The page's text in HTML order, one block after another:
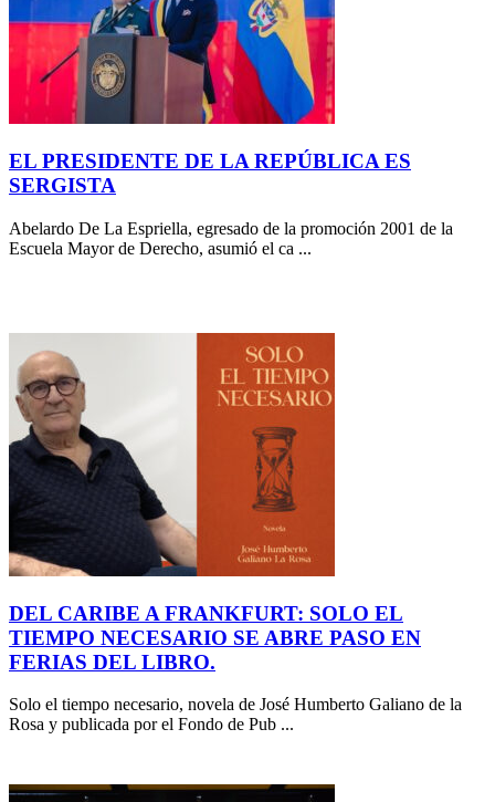
EL PRESIDENTE DE LA REPÚBLICA ES
SERGISTA
Abelardo De La Espriella, egresado de la promoción 2001 de la
Escuela Mayor de Derecho, asumió el ca ...
DEL CARIBE A FRANKFURT: SOLO EL
TIEMPO NECESARIO SE ABRE PASO EN
FERIAS DEL LIBRO.
Solo el tiempo necesario, novela de José Humberto Galiano de la
Rosa y publicada por el Fondo de Pub ...